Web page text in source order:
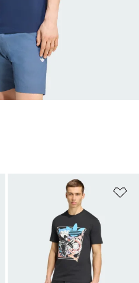
Tambahkan ke Wishlist